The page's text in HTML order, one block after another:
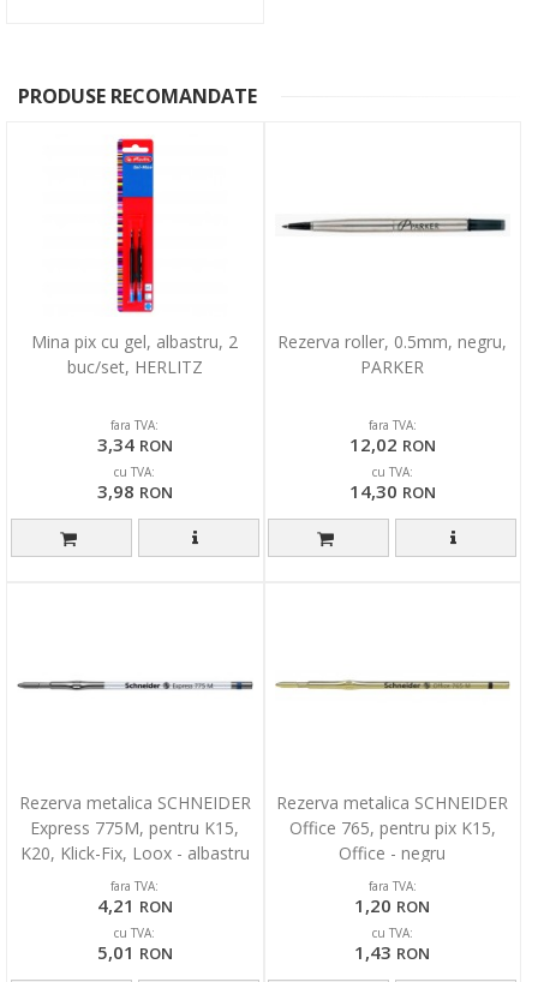
PRODUSE RECOMANDATE
Mina pix cu gel, albastru, 2
buc/set, HERLITZ
fara TVA:
3,34 RON
cu TVA:
3,98 RON
Rezerva roller, 0.5mm, negru,
PARKER
fara TVA:
12,02 RON
cu TVA:
14,30 RON
Rezerva metalica SCHNEIDER
Express 775M, pentru K15,
K20, Klick-Fix, Loox - albastru
fara TVA:
4,21 RON
cu TVA:
5,01 RON
Rezerva metalica SCHNEIDER
Office 765, pentru pix K15,
Office - negru
fara TVA:
1,20 RON
cu TVA:
1,43 RON